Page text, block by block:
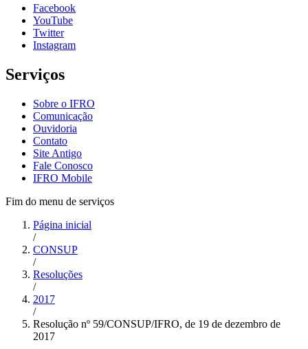
Facebook
YouTube
Twitter
Instagram
Serviços
Sobre o IFRO
Comunicação
Ouvidoria
Contato
Site Antigo
Fale Conosco
IFRO Mobile
Fim do menu de serviços
Página inicial
/
CONSUP
/
Resoluções
/
2017
/
Resolução nº 59/CONSUP/IFRO, de 19 de dezembro de
2017